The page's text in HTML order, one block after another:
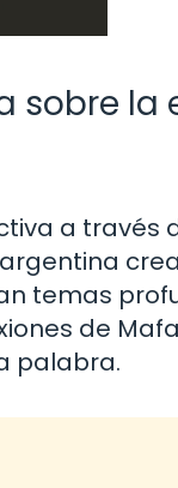
sobre la
a través
temas
de
palabra.